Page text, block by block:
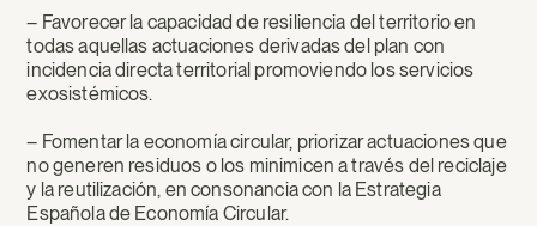
– Favorecer la capacidad de resiliencia del territorio en
todas aquellas actuaciones derivadas del plan con
incidencia directa territorial promoviendo los servicios
exosistémicos.
– Fomentar la economía circular, priorizar actuaciones que
no generen residuos o los minimicen a través del reciclaje
y la reutilización, en consonancia con la Estrategia
Española de Economía Circular.